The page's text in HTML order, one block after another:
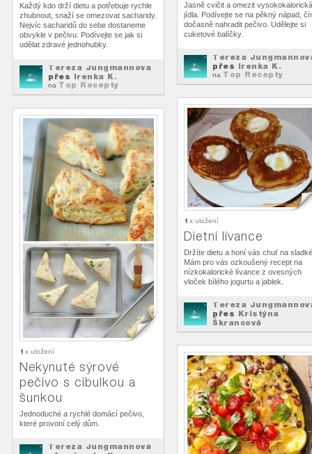
Každý kdo drží dietu a potřebuje rychle
zhubnout, snaží se omezovat sacharidy.
Nejvíc sacharidů do sebe dostaneme
obvykle v pečivu. Podívejte se jak si
udělat zdravé jednohubky.
Tereza Jungmannová
přes Irenka K.
na Top Recepty
Jasně cvičit a omezit vysokokalorická
jídla. Podívejte se na pěkný nápad,
dočasně nahradit pečivo. Udělejte si
cuketové balíčky.
Tereza
přes Irenka K.
na Top Recepty
1 x uložení
Dietní lívance
Držíte dietu a honí vás chuť na
Mám pro vás ozkoušený recept na
nízkokalorické lívance z ovesných
vloček bílého jogurtu a jablek.
Tereza
přes Kristýna
Škrancová
naTop Recepty
1 x uložení
Nekynuté sýrové
pečivo s cibulkou a
šunkou
Jednoduché a rychlé domácí pečivo,
které provoní celý dům.
Tereza Jungmannová